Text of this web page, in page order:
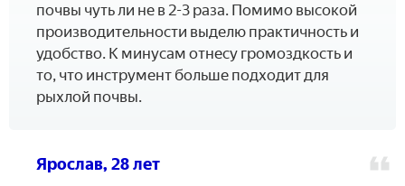
почвы чуть ли не в 2-3 раза. Помимо высокой
производительности выделю практичность и
удобство. К минусам отнесу громоздкость и
то, что инструмент больше подходит для
рыхлой почвы.
Ярослав, 28 лет